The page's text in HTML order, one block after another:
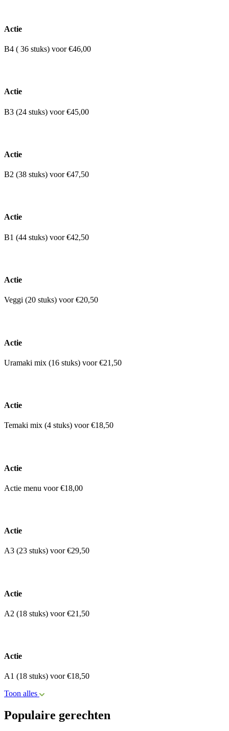
Actie
B4 ( 36 stuks) voor €46,00
Actie
B3 (24 stuks) voor €45,00
Actie
B2 (38 stuks) voor €47,50
Actie
B1 (44 stuks) voor €42,50
Actie
Veggi (20 stuks) voor €20,50
Actie
Uramaki mix (16 stuks) voor €21,50
Actie
Temaki mix (4 stuks) voor €18,50
Actie
Actie menu voor €18,00
Actie
A3 (23 stuks) voor €29,50
Actie
A2 (18 stuks) voor €21,50
Actie
A1 (18 stuks) voor €18,50
Toon alles
Populaire gerechten